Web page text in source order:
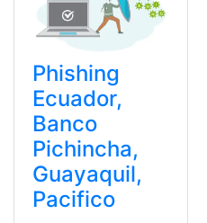
Phishing
Ecuador,
Banco
Pichincha,
Guayaquil,
Pacifico